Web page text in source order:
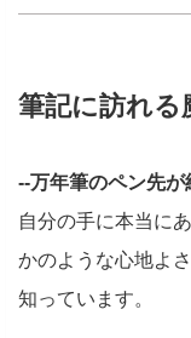
筆記に訪れる
--万年筆のペン先
自分の手に本当に
かのような心地よ
知っています。